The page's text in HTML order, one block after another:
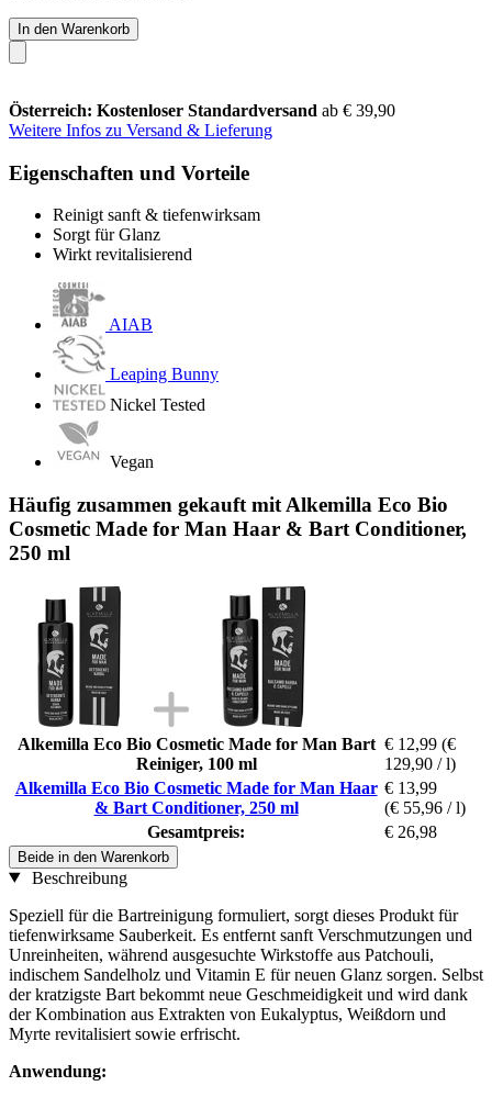
In den Warenkorb
Österreich: Kostenloser Standardversand ab € 39,90
Weitere Infos zu Versand & Lieferung
Eigenschaften und Vorteile
Reinigt sanft & tiefenwirksam
Sorgt für Glanz
Wirkt revitalisierend
AIAB
Leaping Bunny
Nickel Tested
Vegan
Häufig zusammen gekauft mit Alkemilla Eco Bio
Cosmetic Made for Man Haar & Bart Conditioner,
250 ml
Alkemilla Eco Bio Cosmetic Made for Man Bart
Reiniger, 100 ml
€ 12,99 (€
129,90 / l)
Alkemilla Eco Bio Cosmetic Made for Man Haar
& Bart Conditioner, 250 ml
€ 13,99
(€ 55,96 / l)
Gesamtpreis:
€ 26,98
Beide in den Warenkorb
Beschreibung
Speziell für die Bartreinigung formuliert, sorgt dieses Produkt für
tiefenwirksame Sauberkeit. Es entfernt sanft Verschmutzungen und
Unreinheiten, während ausgesuchte Wirkstoffe aus Patchouli,
indischem Sandelholz und Vitamin E für neuen Glanz sorgen. Selbst
der kratzigste Bart bekommt neue Geschmeidigkeit und wird dank
der Kombination aus Extrakten von Eukalyptus, Weißdorn und
Myrte revitalisiert sowie erfrischt.
Anwendung: